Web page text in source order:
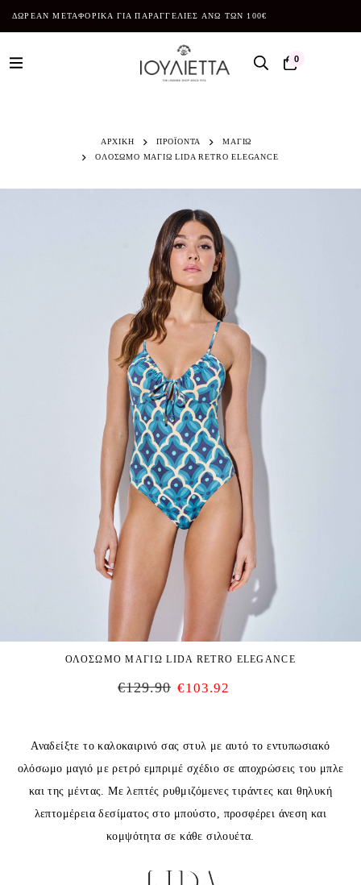
ΔΩΡΕΑΝ ΜΕΤΑΦΟΡΙΚΑ ΓΙΑ ΠΑΡΑΓΓΕΛΙΕΣ ΑΝΩ ΤΩΝ 100€
0
ΑΡΧΙΚΗ ΠΡΟΪΌΝΤΑ
ΜΑΓΙΩ
ΟΛΟΣΩΜΟ ΜΑΓΙΩ LIDA RETRO ELEGANCE
ΟΛΟΣΩΜΟ ΜΑΓΙΩ LIDA RETRO ELEGANCE
€129.90 €103.92
Αναδείξτε το καλοκαιρινό σας στυλ με αυτό το εντυπωσιακό
ολόσωμο μαγιό με ρετρό εμπριμέ σχέδιο σε αποχρώσεις του μπλε
και της μέντας. Με λεπτές ρυθμιζόμενες τιράντες και θηλυκή
λεπτομέρεια δεσίματος στο μπούστο, προσφέρει άνεση και
κομψότητα σε κάθε σιλουέτα.